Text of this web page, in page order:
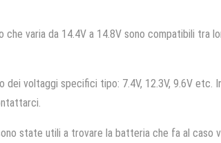
che varia da 14.4V a 14.8V sono compatibili
voltaggi specifici tipo: 7.4V, 12.3V, 9.6V
state utili a trovare la batteria che fa al